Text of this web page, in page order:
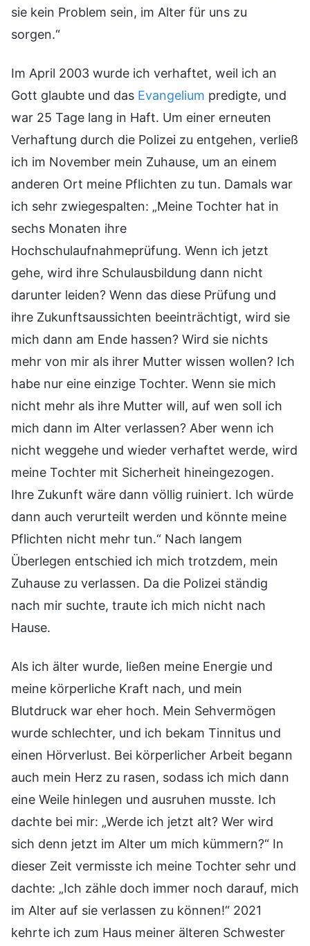
sie kein Problem sein, im Alter für uns zu
sorgen.“
Im April 2003 wurde ich verhaftet, weil ich an
Gott glaubte und das Evangelium predigte, und
war 25 Tage lang in Haft. Um einer erneuten
Verhaftung durch die Polizei zu entgehen, verließ
ich im November mein Zuhause, um an einem
anderen Ort meine Pflichten zu tun. Damals war
ich sehr zwiegespalten: „Meine Tochter hat in
sechs Monaten ihre
Hochschulaufnahmeprüfung. Wenn ich jetzt
gehe, wird ihre Schulausbildung dann nicht
darunter leiden? Wenn das diese Prüfung und
ihre Zukunftsaussichten beeinträchtigt, wird sie
mich dann am Ende hassen? Wird sie nichts
mehr von mir als ihrer Mutter wissen wollen? Ich
habe nur eine einzige Tochter. Wenn sie mich
nicht mehr als ihre Mutter will, auf wen soll ich
mich dann im Alter verlassen? Aber wenn ich
nicht weggehe und wieder verhaftet werde, wird
meine Tochter mit Sicherheit hineingezogen.
Ihre Zukunft wäre dann völlig ruiniert. Ich würde
dann auch verurteilt werden und könnte meine
Pflichten nicht mehr tun.“ Nach langem
Überlegen entschied ich mich trotzdem, mein
Zuhause zu verlassen. Da die Polizei ständig
nach mir suchte, traute ich mich nicht nach
Hause.
Als ich älter wurde, ließen meine Energie und
meine körperliche Kraft nach, und mein
Blutdruck war eher hoch. Mein Sehvermögen
wurde schlechter, und ich bekam Tinnitus und
einen Hörverlust. Bei körperlicher Arbeit begann
auch mein Herz zu rasen, sodass ich mich dann
eine Weile hinlegen und ausruhen musste. Ich
dachte bei mir: „Werde ich jetzt alt? Wer wird
sich denn jetzt im Alter um mich kümmern?“ In
dieser Zeit vermisste ich meine Tochter sehr und
dachte: „Ich zähle doch immer noch darauf, mich
im Alter auf sie verlassen zu können!“ 2021
kehrte ich zum Haus meiner älteren Schwester